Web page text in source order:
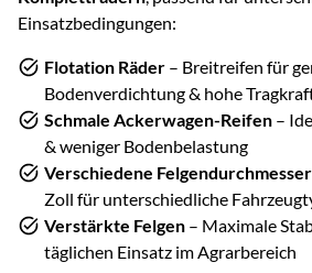
Einsatzbedingungen:
Flotation Räder – Breitreifen für
Bodenverdichtung & hohe
Schmale Ackerwagen-Reifen –
& weniger Bodenbelastung
Verschiedene Felgendurchmesser
Zoll für unterschiedliche
Verstärkte Felgen – Maximale
täglichen Einsatz im Agrarbereich